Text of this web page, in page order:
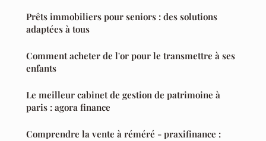
Prêts immobiliers pour seniors : des solutions
adaptées à tous
Comment acheter de l'or pour le transmettre à ses
enfants
Le meilleur cabinet de gestion de patrimoine à
paris : agora finance
Comprendre la vente à réméré - praxifinance :